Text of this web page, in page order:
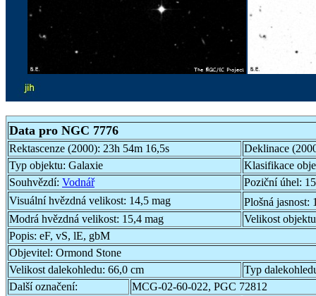
Data pro NGC 7776
Rektascenze (2000): 23h 54m 16,5s
Deklinace
Typ objektu: Galaxie
Klasifikace
Souhvězdí: Vodnář Poziční úhel:
Visuální hvězdná velikost: 14,5 mag Plošná jasnost:
Modrá hvězdná velikost: 15,4 mag
Velikost
Popis: eF, vS, lE, gbM
Objevitel: Ormond Stone
Velikost dalekohledu: 66,0 cm
Typ
Další označení:
MCG-02-60-022, PGC 72812